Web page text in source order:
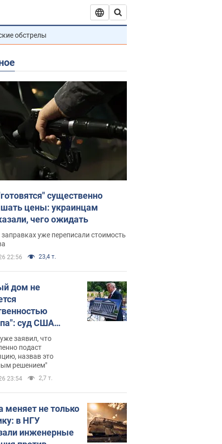
обстрелы
существенно
цены: украинцам
чего ожидать
уже переписали стоимость
22:56 23,4 т.
дом не
суд США
зала
400 млн
заявил, что
подаст
назвав это
решением"
23:54 2,7 т.
меняет не только
в НГУ
инженерные